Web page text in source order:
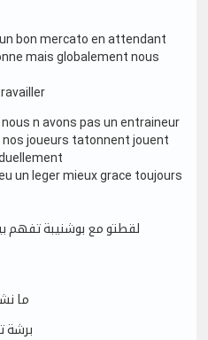
bon mercato en attendant
mais globalement nous
n avons pas un entraineur
nos joueurs tatonnent jouent
un leger mieux grace toujours
لقطتو مع بوشنيبة تفهم
ما
برشة